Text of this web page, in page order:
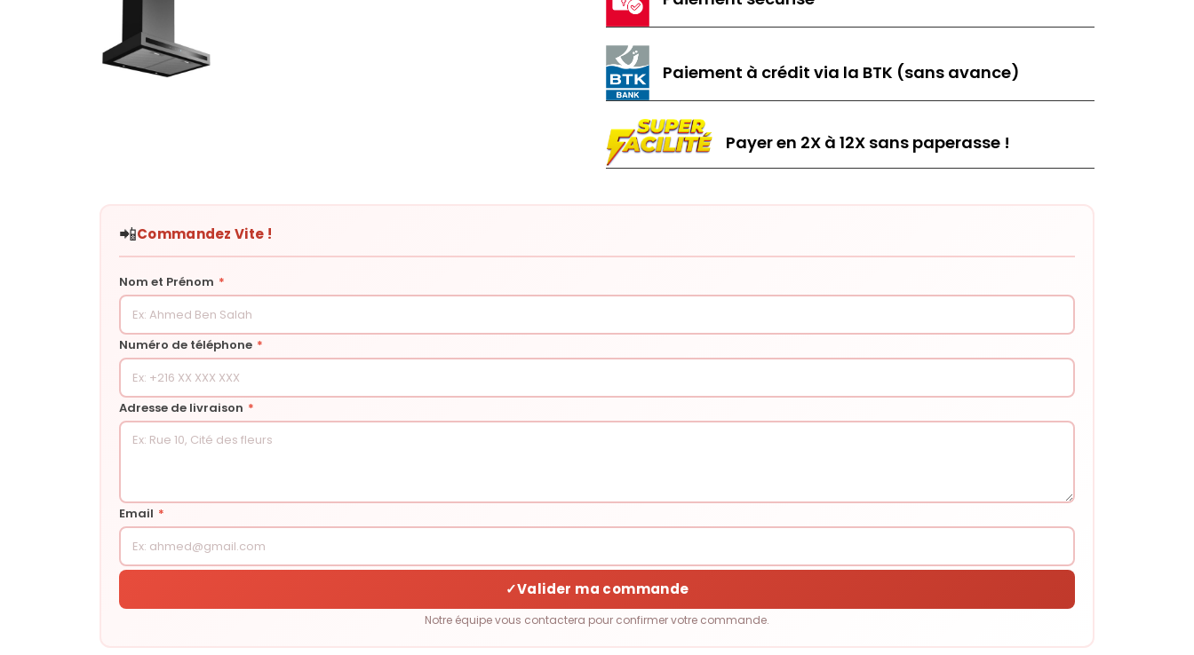
Paiement à crédit via la BTK (sans avance)
Payer en 2X à 12X sans paperasse !
📲Commandez Vite !
Nom et Prénom *
Numéro de téléphone *
Adresse de livraison *
Email *
✓Valider ma commande
Notre équipe vous contactera pour confirmer votre commande.